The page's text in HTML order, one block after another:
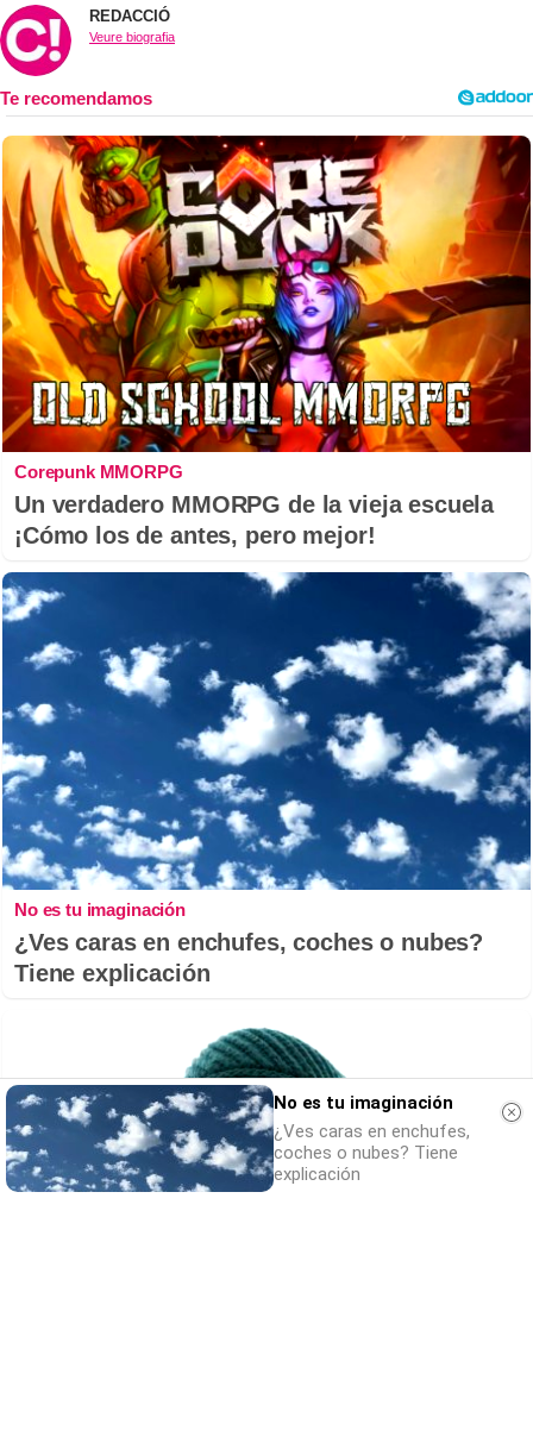
REDACCIÓ
Veure biografia
Corepunk MMORPG
Un verdadero MMORPG de la vieja escuela
¡Cómo los de antes, pero mejor!
No es tu imaginación
¿Ves caras en enchufes, coches o nubes?
Tiene explicación
No es tu imaginación
¿Ves caras en enchufes,
coches o nubes? Tiene
explicación